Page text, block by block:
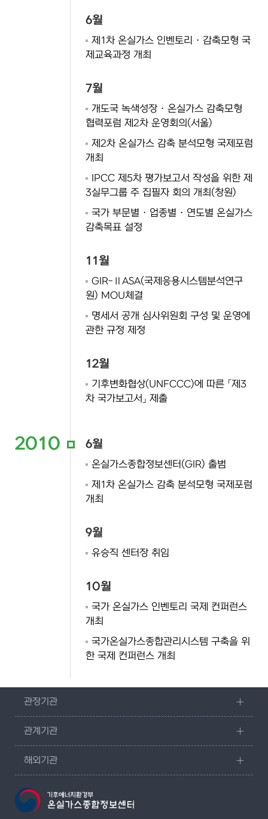
6월
제1차 온실가스 인벤토리 · 감축모형 국
제교육과정 개최
7월
개도국 녹색성장 · 온실가스 감축모형
협력포럼 제2차 운영회의(서울)
제2차 온실가스 감축 분석모형 국제포럼
개최
IPCC 제5차 평가보고서 작성을 위한 제
3실무그룹 주 집필자 회의 개최(창원)
국가 부문별 · 업종별 · 연도별 온실가스
감축목표 설정
11월
GIR-ⅡASA(국제응용시스템분석연구
원) MOU체결
명세서 공개 심사위원회 구성 및 운영에
관한 규정 제정
12월
기후변화협상(UNFCCC)에 따른 「제3
차 국가보고서」 제출
2010 6월
온실가스종합정보센터(GIR) 출범
제1차 온실가스 감축 분석모형 국제포럼
개최
9월
유승직 센터장 취임
10월
국가 온실가스 인벤토리 국제 컨퍼런스
개최
국가온실가스종합관리시스템 구축을 위
한 국제 컨퍼런스 개최
관장기관
관계기관
해외기관